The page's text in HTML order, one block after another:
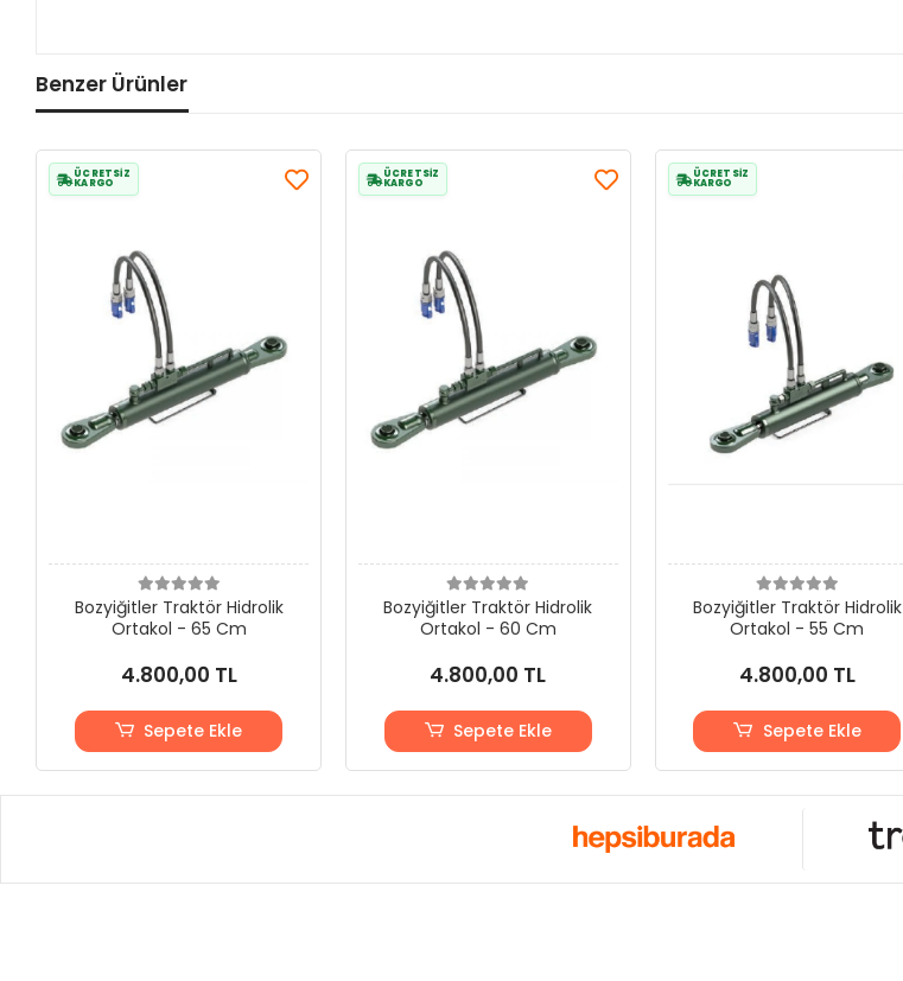
Benzer Ürünler
ÜCRETSİZ
KARGO
Bozyiğitler Traktör Hidrolik
Ortakol - 65 Cm
4.800,00 TL
Sepete Ekle
ÜCRETSİZ
KARGO
Bozyiğitler Traktör Hidrolik
Ortakol - 60 Cm
4.800,00 TL
Sepete Ekle
ÜCRETSİZ
KARGO
Bozyiğitler Traktör Hidrolik
Ortakol - 55 Cm
4.800,00 TL
Sepete Ekle